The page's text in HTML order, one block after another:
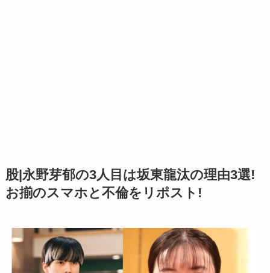
股|永野芽郁の3人目は坂東龍汰の理由3選!
お揃のスマホと不倫をリポスト!